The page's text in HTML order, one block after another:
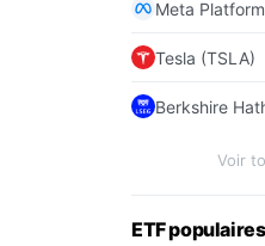
Meta
Tesla (TSLA)
Berkshire
Voir
ETF populaires